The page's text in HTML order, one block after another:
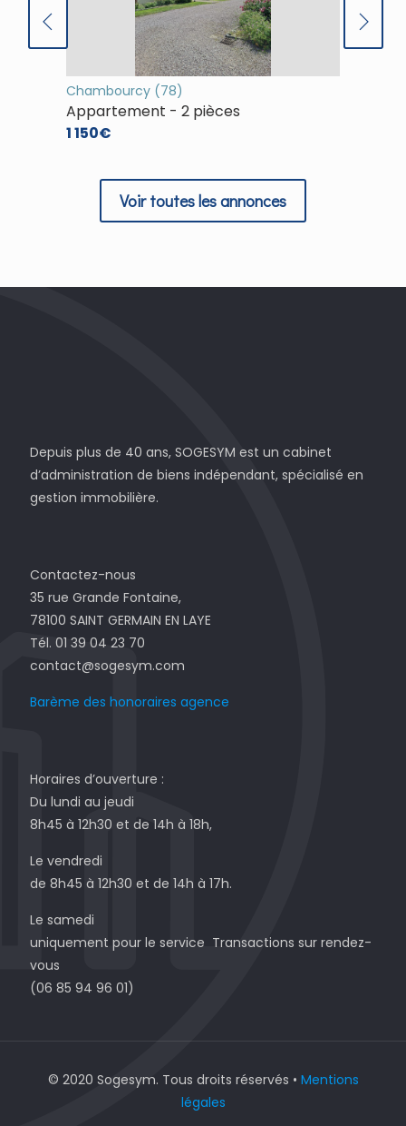
Chambourcy (78)
Appartement - 2 pièces
1 150€
Voir toutes les annonces
Depuis plus de 40 ans, SOGESYM est un cabinet
d’administration de biens indépendant, spécialisé en
gestion immobilière.
Contactez-nous
35 rue Grande Fontaine,
78100 SAINT GERMAIN EN LAYE
Tél. 01 39 04 23 70
contact@sogesym.com
Barème des honoraires agence
Horaires d’ouverture :
Du lundi au jeudi
8h45 à 12h30 et de 14h à 18h,
Le vendredi
de 8h45 à 12h30 et de 14h à 17h.
Le samedi
uniquement pour le service Transactions sur rendez-
vous
(06 85 94 96 01)
© 2020 Sogesym. Tous droits réservés • Mentions
légales